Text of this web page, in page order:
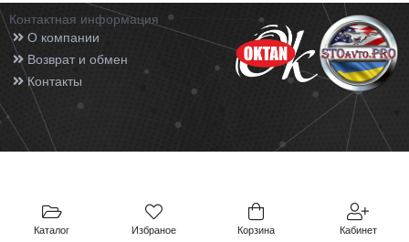
Каталог Избраное Корзина Кабинет
Контактная информация
О компании
Возврат и обмен
Контакты